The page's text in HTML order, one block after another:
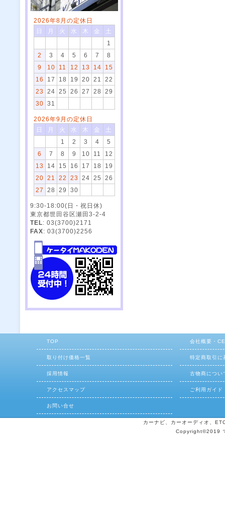
2026年8月の定休日
日
月 火 水 木 金
土
1
2
3 4 5 6 7
8
9
10 11 12 13 14
15
16
17 18 19 20 21
22
23
24 25 26 27 28
29
30
31
2026年9月の定休日
日
月 火 水 木 金
土
1
2 3 4
5
6
7 8 9 10 11
12
13
14 15 16 17 18
19
20
21 22 23 24 25
26
27
28 29 30
9:30-18:00(日・祝日休)
東京都世田谷区瀬田3-2-4
TEL: 03(3700)2171
FAX: 03(3700)2256
TOP 会社概要・
取り付け価格一覧 特定商取引に
採用情報 古物商につい
アクセスマップ ご利用ガイド
お問い合せ
カーナビ、カーオーディオ、
Copyright©2019